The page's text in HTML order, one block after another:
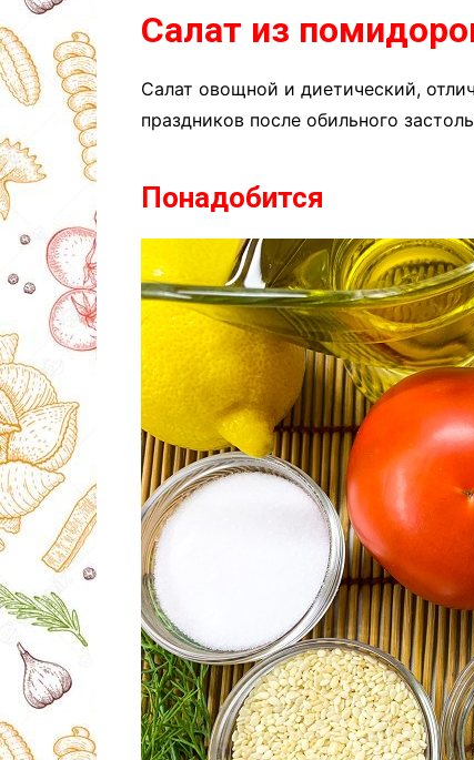
Салат из
Салат овощной и диетический,
праздников после обильного
Понадобится